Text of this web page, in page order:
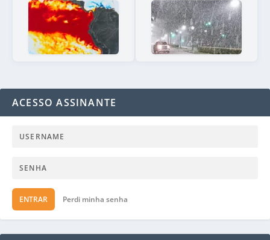
ACESSO ASSINANTE
ENTRAR Perdi minha senha